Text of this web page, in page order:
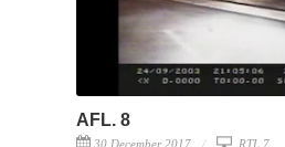
AFL. 8
30 December 2017 RTL 7